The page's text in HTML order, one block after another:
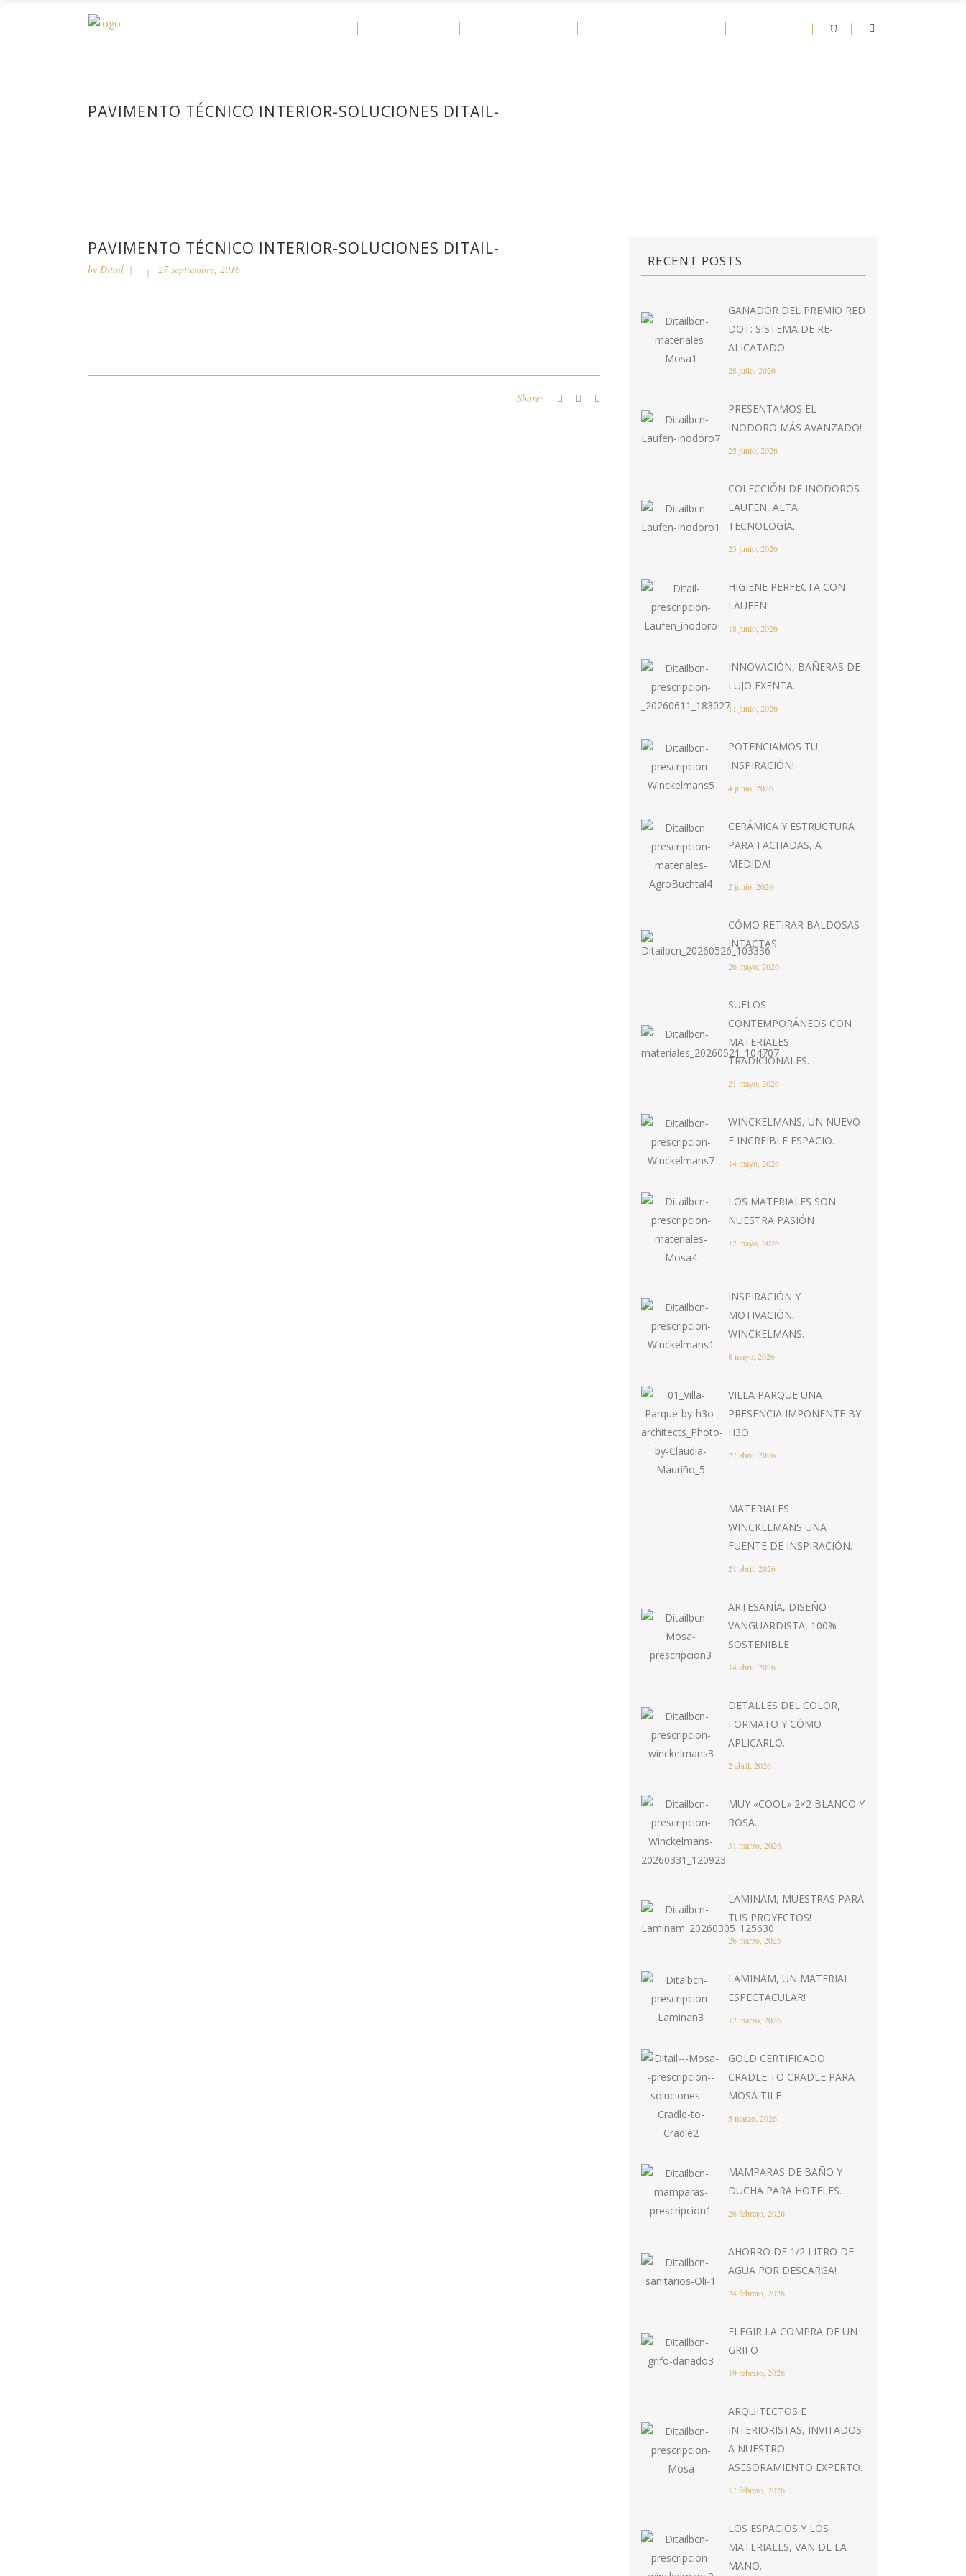
PAVIMENTO TÉCNICO INTERIOR-SOLUCIONES DITAIL-
PAVIMENTO TÉCNICO INTERIOR-SOLUCIONES DITAIL-
by Ditail 27 septiembre, 2016
Share:
RECENT POSTS
GANADOR DEL PREMIO RED
DOT: SISTEMA DE RE-
ALICATADO.
28 julio, 2026
PRESENTAMOS EL
INODORO MÁS AVANZADO!
25 junio, 2026
COLECCIÓN DE INODOROS
LAUFEN, ALTA
TECNOLOGÍA.
23 junio, 2026
HIGIENE PERFECTA CON
LAUFEN!
18 junio, 2026
INNOVACIÓN, BAÑERAS DE
LUJO EXENTA.
11 junio, 2026
POTENCIAMOS TU
INSPIRACIÓN!
4 junio, 2026
CERÁMICA Y ESTRUCTURA
PARA FACHADAS, A
MEDIDA!
2 junio, 2026
CÓMO RETIRAR BALDOSAS
INTACTAS.
26 mayo, 2026
SUELOS
CONTEMPORÁNEOS CON
MATERIALES
TRADICIONALES.
21 mayo, 2026
WINCKELMANS, UN NUEVO
E INCREIBLE ESPACIO.
14 mayo, 2026
LOS MATERIALES SON
NUESTRA PASIÓN
12 mayo, 2026
INSPIRACIÓN Y
MOTIVACIÓN,
WINCKELMANS.
8 mayo, 2026
VILLA PARQUE UNA
PRESENCIA IMPONENTE BY
H3O
27 abril, 2026
MATERIALES
WINCKELMANS UNA
FUENTE DE INSPIRACIÓN.
21 abril, 2026
ARTESANÍA, DISEÑO
VANGUARDISTA, 100%
SOSTENIBLE
14 abril, 2026
DETALLES DEL COLOR,
FORMATO Y CÓMO
APLICARLO.
2 abril, 2026
MUY «COOL» 2×2 BLANCO Y
ROSA.
31 marzo, 2026
LAMINAM, MUESTRAS PARA
TUS PROYECTOS!
26 marzo, 2026
LAMINAM, UN MATERIAL
ESPECTACULAR!
12 marzo, 2026
GOLD CERTIFICADO
CRADLE TO CRADLE PARA
MOSA TILE
5 marzo, 2026
MAMPARAS DE BAÑO Y
DUCHA PARA HOTELES.
26 febrero, 2026
AHORRO DE 1/2 LITRO DE
AGUA POR DESCARGA!
24 febrero, 2026
ELEGIR LA COMPRA DE UN
GRIFO
19 febrero, 2026
ARQUITECTOS E
INTERIORISTAS, INVITADOS
A NUESTRO
ASESORAMIENTO EXPERTO.
17 febrero, 2026
LOS ESPACIOS Y LOS
MATERIALES, VAN DE LA
MANO.